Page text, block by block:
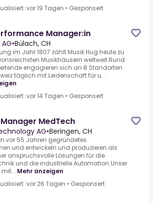
vor 19 Tagen • Gesponsert
Manager:in
•Bülach, CH
im Jahr 1807 zählt Musik Hug heute zu
Musikhäusern weltweit.Rund
engagieren sich an 8 Standorten
täglich mit Leidenschaft für u...
vor 14 Tagen • Gesponsert
MedTech
AG•Beringen, CH
vor 55 Jahren gegründetes
und entwickeln und produzieren als
anspruchsvolle Lösungen für die
und die industrielle Automation.Unser
Mehr anzeigen
vor 26 Tagen • Gesponsert